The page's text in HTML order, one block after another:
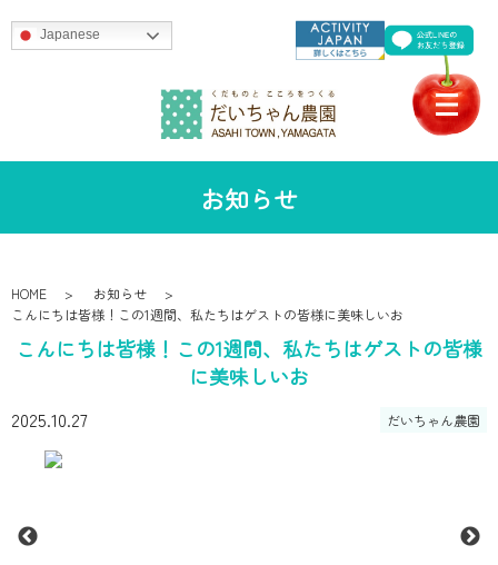
Japanese
お知らせ
HOME
お知らせ
こんにちは皆様！この1週間、私たちはゲストの皆様に美味しいお
こんにちは皆様！この1週間、私たちはゲストの皆様
に美味しいお
2025.10.27 だいちゃん農園